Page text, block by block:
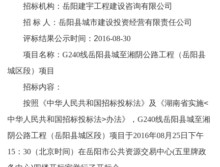
招标机构： 岳阳建宇工程建设咨询有限公司
招 标 人 ： 岳阳县城市建设投资经营有限责任公司
评标结果公示时间： 2016-08-30
项目名称： G240线岳阳县城至湘阴公路工程（岳阳县
城区段）项目
招标内容：
按照《中华人民共和国招标投标法》及《湖南省实施<
中华人民共和国招标投标法>办法》， G240线岳阳县城至湘
阴公路工程（岳阳县城区段）项目 于2016年08月 25日 下午
15 ： 30 （北京时间）在岳阳市公共资源交易中心(五里牌政